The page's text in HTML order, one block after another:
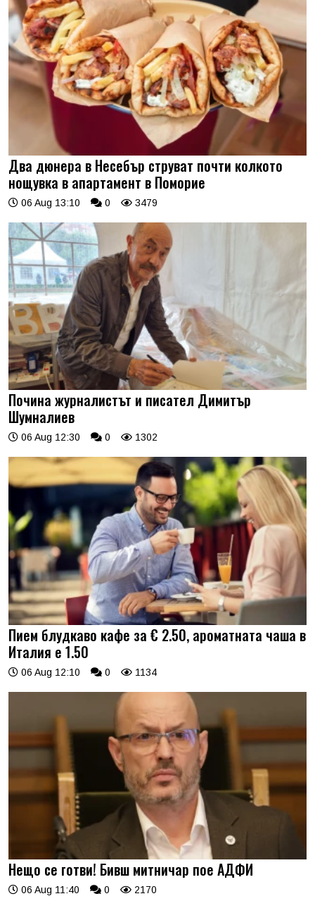
Два дюнера в Несебър струват почти колкото
нощувка в апартамент в Поморие
06 Aug 13:10 0 3479
Почина журналистът и писател Димитър
Шумналиев
06 Aug 12:30 0 1302
Пием блудкаво кафе за € 2.50, ароматната чаша в
Италия е 1.50
06 Aug 12:10 0 1134
Нещо се готви! Бивш митничар пое АДФИ
06 Aug 11:40 0 2170